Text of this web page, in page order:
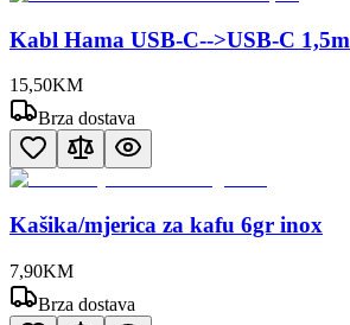
Kabl Hama USB-C-->USB-C 1,5m
15,50KM
Brza dostava
Kašika/mjerica za kafu 6gr inox
7,90KM
Brza dostava